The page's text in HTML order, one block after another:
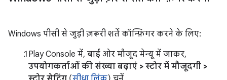
Windows पीसी से जुड़ी ज़रूरी शर्तें कॉन्फ़िगर करने के लिए:
Play Console में, बाईं ओर मौजूद मेन्यू में जाकर,
उपयोगकर्ताओं की संख्या बढ़ाएं > स्टोर में मौजूदगी >